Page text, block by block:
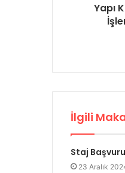
Yapı
İlgili
Staj
23 Aralık